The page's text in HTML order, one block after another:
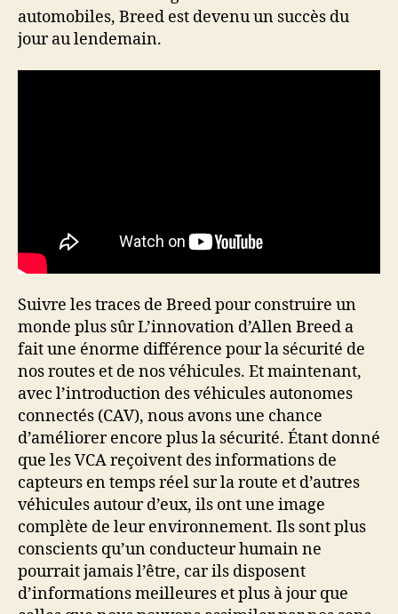
automobiles, Breed est devenu un succès du
jour au lendemain.
Suivre les traces de Breed pour construire un
monde plus sûr L’innovation d’Allen Breed a
fait une énorme différence pour la sécurité de
nos routes et de nos véhicules. Et maintenant,
avec l’introduction des véhicules autonomes
connectés (CAV), nous avons une chance
d’améliorer encore plus la sécurité. Étant donné
que les VCA reçoivent des informations de
capteurs en temps réel sur la route et d’autres
véhicules autour d’eux, ils ont une image
complète de leur environnement. Ils sont plus
conscients qu’un conducteur humain ne
pourrait jamais l’être, car ils disposent
d’informations meilleures et plus à jour que